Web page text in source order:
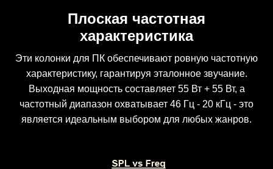
Плоская частотная
характеристика
Эти колонки для ПК обеспечивают ровную частотную
характеристику, гарантируя эталонное звучание.
Выходная мощность составляет 55 Вт + 55 Вт, а
частотный диапазон охватывает 46 Гц - 20 кГц - это
является идеальным выбором для любых жанров.